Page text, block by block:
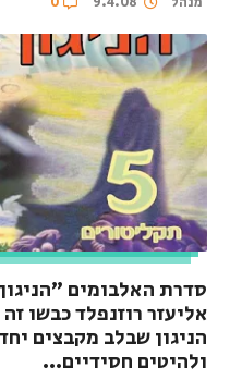
סדרת האלבומים
אליעזר רוזנפלד כבשו
הניגון שבלב מקבצים
ולהיטים חסידיים...